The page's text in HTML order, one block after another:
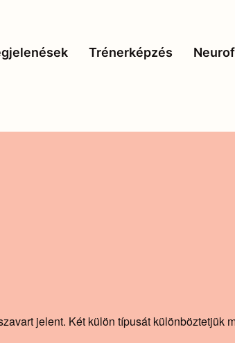
Trénerképzés
jelent. Két külön típusát különböztetjük